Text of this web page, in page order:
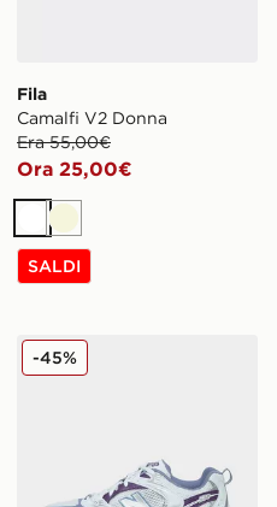
Fila
Camalfi V2 Donna
Era 55,00€
Ora 25,00€
BiancoBeige
SALDI
Pony Hair Donna
New Balance 530 Donna
-45%